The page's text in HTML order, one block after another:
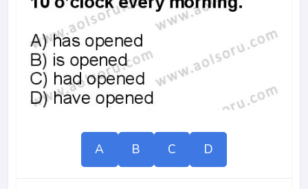
A B C D